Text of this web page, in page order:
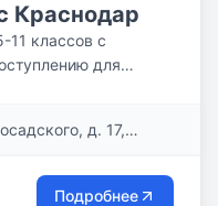
Краснодар
11 классов с
для
д. 17,
Подробнее